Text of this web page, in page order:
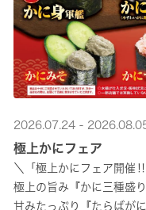
2026.07.24 -
極上かにフェア
＼「極上かにフェア開催
極上の旨み『かに三種盛
甘みたっぷり『たらばが